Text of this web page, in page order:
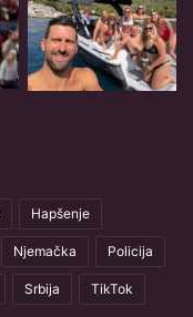
Hapšenje
Njemačka Policija
Srbija TikTok